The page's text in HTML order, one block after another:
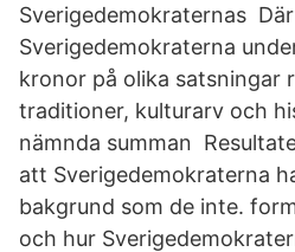
Sverigedemokraternas
Sverigedemokraterna
kronor på olika satsningar
traditioner, kulturarv och
nämnda summan
att Sverigedemokraterna
bakgrund som de inte.
och hur